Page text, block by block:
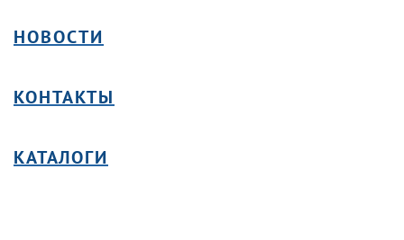
НОВОСТИ
КОНТАКТЫ
КАТАЛОГИ